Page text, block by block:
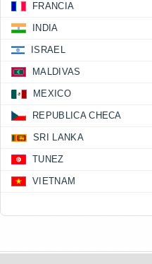
FRANCIA
INDIA
ISRAEL
MALDIVAS
MEXICO
REPUBLICA CHECA
SRI LANKA
TUNEZ
VIETNAM